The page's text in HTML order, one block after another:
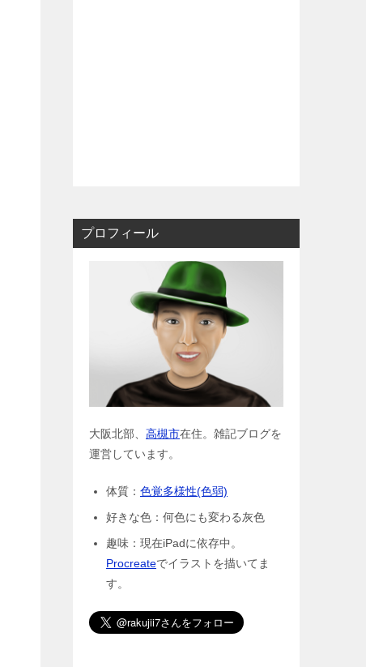
プロフィール
大阪北部、 高槻市在住。雑記ブログを
運営しています。
体質： 色覚多様性(色弱)
好きな色：何色にも変わる灰色
趣味：現在iPadに依存中。
Procreateでイラストを描いてま
す。